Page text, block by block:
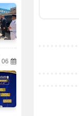
06 أغسطس 2026